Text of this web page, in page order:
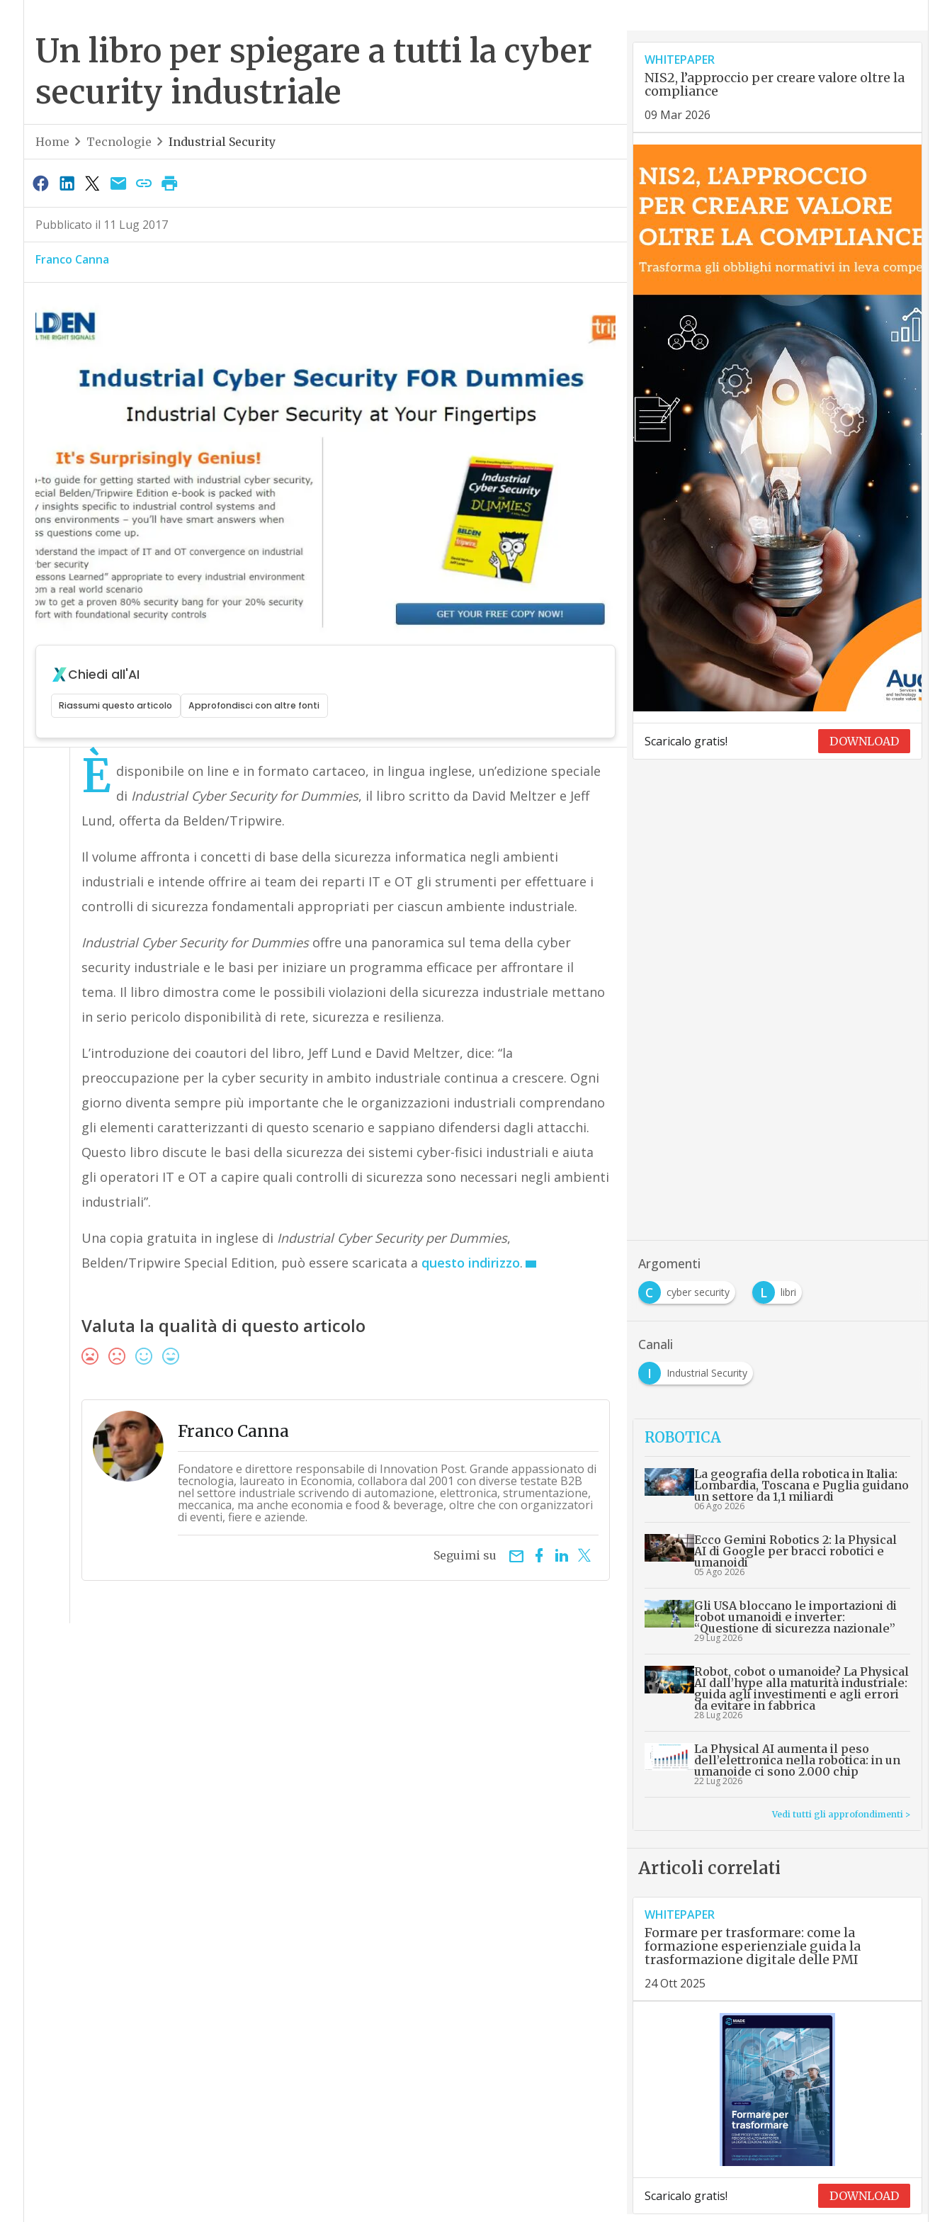
Un libro per spiegare a tutti la cyber
security industriale
Home Tecnologie Industrial Security
Pubblicato il 11 Lug 2017
Franco Canna
Chiedi all'AI
Riassumi questo articolo Approfondisci con altre fonti
È disponibile on line e in formato cartaceo, in lingua inglese, un’edizione speciale
di Industrial Cyber Security for Dummies, il libro scritto da David Meltzer e Jeff
Lund, offerta da Belden/Tripwire.
Il volume affronta i concetti di base della sicurezza informatica negli ambienti
industriali e intende offrire ai team dei reparti IT e OT gli strumenti per effettuare i
controlli di sicurezza fondamentali appropriati per ciascun ambiente industriale.
Industrial Cyber Security for Dummiesoffre una panoramica sul tema della cyber
security industriale e le basi per iniziare un programma efficace per affrontare il
tema. Il libro dimostra come le possibili violazioni della sicurezza industriale mettano
in serio pericolo disponibilità di rete, sicurezza e resilienza.
L’introduzione dei coautori del libro, Jeff Lund e David Meltzer, dice: “la
preoccupazione per la cyber security in ambito industriale continua a crescere. Ogni
giorno diventa sempre più importante che le organizzazioni industriali comprendano
gli elementi caratterizzanti di questo scenario e sappiano difendersi dagli attacchi.
Questo libro discute le basi della sicurezza dei sistemi cyber-fisici industriali e aiuta
gli operatori IT e OT a capire quali controlli di sicurezza sono necessari negli ambienti
industriali”.
Una copia gratuita in inglese di Industrial Cyber Security per Dummies,
Belden/Tripwire Special Edition, può essere scaricata a questo indirizzo.
Valuta la qualità di questo articolo
Franco Canna
Fondatore e direttore responsabile di Innovation Post. Grande appassionato di
tecnologia, laureato in Economia, collabora dal 2001 con diverse testate B2B
nel settore industriale scrivendo di automazione, elettronica, strumentazione,
meccanica, ma anche economia e food & beverage, oltre che con organizzatori
di eventi, fiere e aziende.
email
Seguimi su
WHITEPAPER
NIS2, l’approccio per creare valore oltre la
compliance
09 Mar 2026
Scaricalo gratis! DOWNLOAD
Argomenti
C
cyber security L libri
Canali
I
Industrial Security
ROBOTICA
La geografia della robotica in Italia:
Lombardia, Toscana e Puglia guidano
un settore da 1,1 miliardi
06 Ago 2026
Ecco Gemini Robotics 2: la Physical
AI di Google per bracci robotici e
umanoidi
05 Ago 2026
Gli USA bloccano le importazioni di
robot umanoidi e inverter:
“Questione di sicurezza nazionale”
29 Lug 2026
Robot, cobot o umanoide? La Physical
AI dall’hype alla maturità industriale:
guida agli investimenti e agli errori
da evitare in fabbrica
28 Lug 2026
La Physical AI aumenta il peso
dell’elettronica nella robotica: in un
umanoide ci sono 2.000 chip
22 Lug 2026
Vedi tutti gli approfondimenti >
Articoli correlati
WHITEPAPER
Formare per trasformare: come la
formazione esperienziale guida la
trasformazione digitale delle PMI
24 Ott 2025
Scaricalo gratis! DOWNLOAD